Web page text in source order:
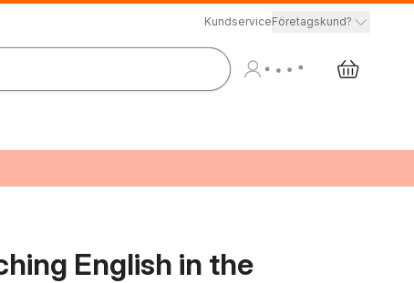
KundserviceFöretagskund?
English in the